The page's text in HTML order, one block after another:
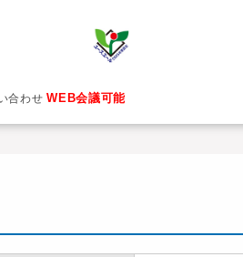
合わせWEB会議可能